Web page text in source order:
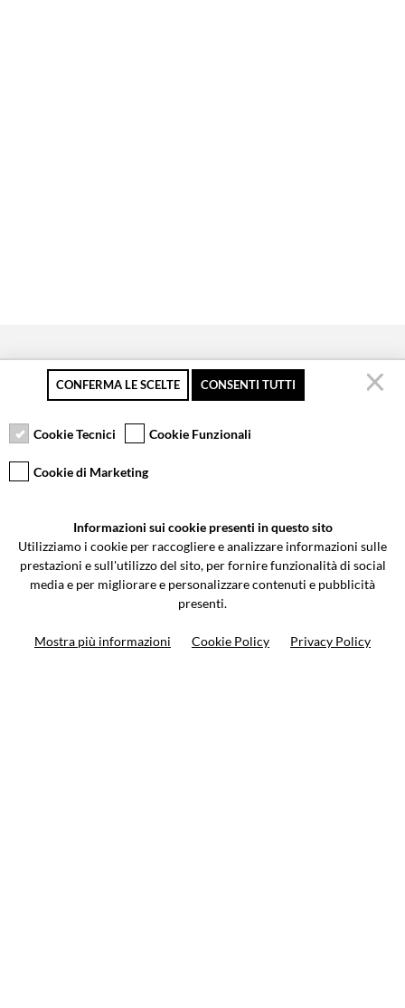
Pagamento sicuro
Resi gratuiti fino a 30
Servizio clienti
Via Galileo Galilei 5 | Verano Brianza (MB) 20843 | ITALY
0362-805407-info@valtermoto.com
CONFERMA LE SCELTE CONSENTI TUTTI
Cookie Tecnici Cookie Funzionali
Cookie di Marketing
Informazioni sui cookie presenti in questo sito
Utilizziamo i cookie per raccogliere e analizzare informazioni sulle
prestazioni e sull'utilizzo del sito, per fornire funzionalità di social
media e per migliorare e personalizzare contenuti e pubblicità
presenti.
Mostra più informazioni Cookie Policy Privacy Policy